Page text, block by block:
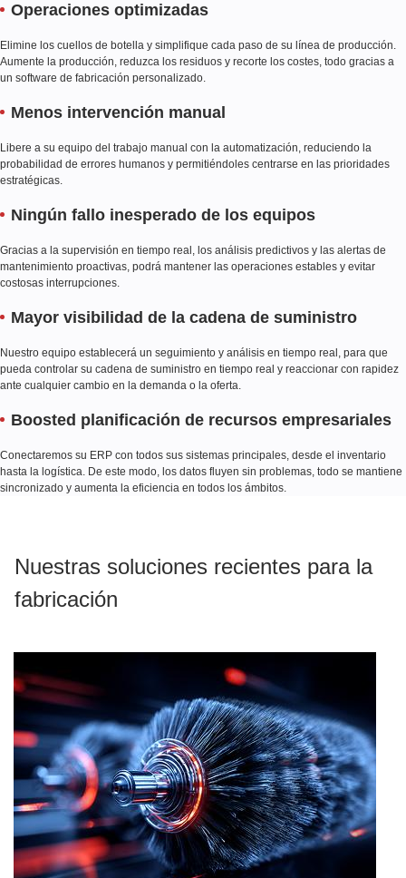
Operaciones optimizadas
Elimine los cuellos de botella y simplifique cada paso de su línea de producción.
Aumente la producción, reduzca los residuos y recorte los costes, todo gracias a
un software de fabricación personalizado.
Menos intervención manual
Libere a su equipo del trabajo manual con la automatización, reduciendo la
probabilidad de errores humanos y permitiéndoles centrarse en las prioridades
estratégicas.
Ningún fallo inesperado de los equipos
Gracias a la supervisión en tiempo real, los análisis predictivos y las alertas de
mantenimiento proactivas, podrá mantener las operaciones estables y evitar
costosas interrupciones.
Mayor visibilidad de la cadena de suministro
Nuestro equipo establecerá un seguimiento y análisis en tiempo real, para que
pueda controlar su cadena de suministro en tiempo real y reaccionar con rapidez
ante cualquier cambio en la demanda o la oferta.
Boosted planificación de recursos empresariales
Conectaremos su ERP con todos sus sistemas principales, desde el inventario
hasta la logística. De este modo, los datos fluyen sin problemas, todo se mantiene
sincronizado y aumenta la eficiencia en todos los ámbitos.
Nuestras soluciones recientes para la
fabricación